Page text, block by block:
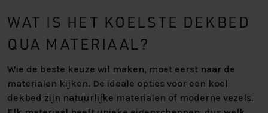
WAT IS HET KOELSTE DEKBED
QUA MATERIAAL?
Wie de beste keuze wil maken, moet eerst naar de
materialen kijken. De ideale opties voor een koel
dekbed zijn natuurlijke materialen of moderne vezels.